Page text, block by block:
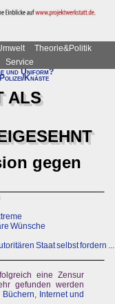
Theorie&Politik
Service
und Uniform?
Knäste
ALS
gegen
Wünsche
Staat selbst fordern ...
eine Zensur
gefunden werden
Internet und